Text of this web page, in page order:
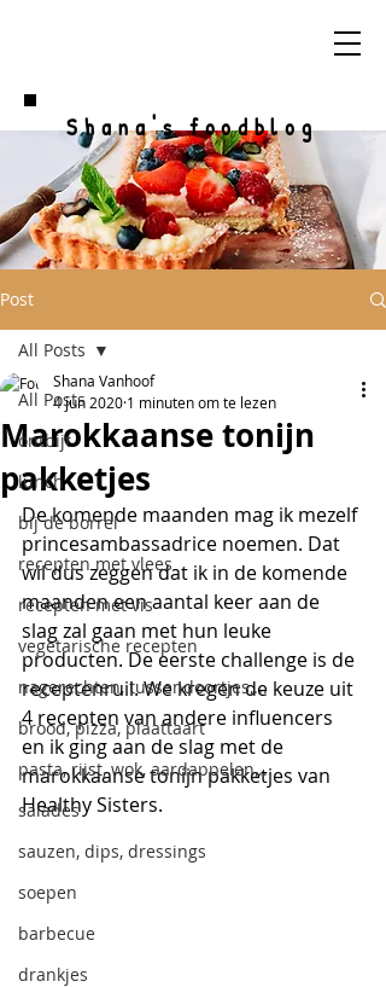
Shana's foodblog
Post
All Posts
ontbijt
lunch
bij de borrel
recepten met vlees
recepten met vis
vegetarische recepten
nagerechten, tussendoortjes,...
brood, pizza, plaattaart
pasta, rijst, wok, aardappelen,..
salades
sauzen, dips, dressings
soepen
barbecue
drankjes
All Posts
Marokkaanse tonijn
pakketjes
Shana Vanhoof
4 jun 2020 1 minuten om te lezen
De komende maanden mag ik mezelf
princesambassadrice noemen. Dat
wil dus zeggen dat ik in de komende
maanden een aantal keer aan de
slag zal gaan met hun leuke
producten. De eerste challenge is de
receptenruil. We kregen de keuze uit
4 recepten van andere influencers
en ik ging aan de slag met de
marokkaanse tonijn pakketjes van
Healthy Sisters.